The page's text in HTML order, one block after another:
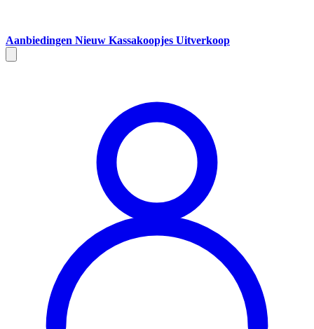
Aanbiedingen Nieuw Kassakoopjes Uitverkoop